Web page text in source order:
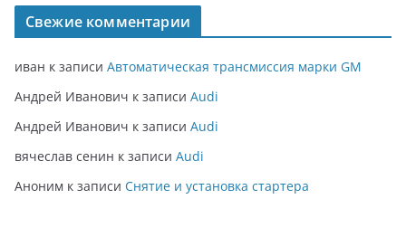
Свежие комментарии
иван к записи Автоматическая трансмиссия марки GM
Андрей Иванович к записи Audi
Андрей Иванович к записи Audi
вячеслав сенин к записи Audi
Аноним к записи Снятие и установка стартера